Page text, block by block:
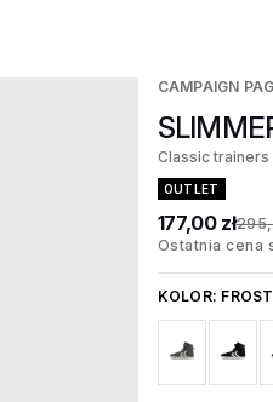
CAMPAIGN
Classic trainers
OUTLET
177,00 zł
Ostatnia cena
KOLOR: